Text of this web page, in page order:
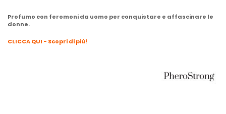
Profumo con feromoni da uomo per conquistare e affascinare le
donne.
CLICCA QUI - Scopri di più!